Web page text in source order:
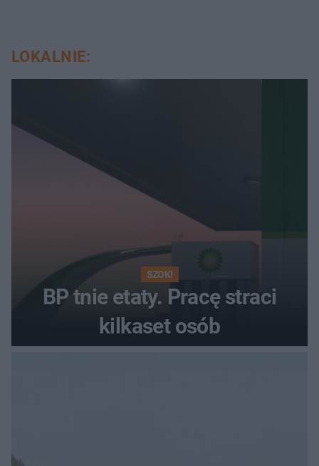
LOKALNIE:
SZOK!
BP tnie etaty. Pracę straci
kilkaset osób